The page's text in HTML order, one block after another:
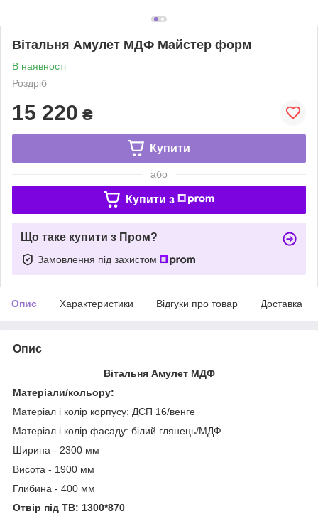
Вітальня Амулет МДФ Майстер форм
В наявності
Роздріб
15 220 ₴
Купити
або
Купити з
Що таке купити з Пром?
Замовлення під захистом
Опис Характеристики Відгуки про товар Доставка
Опис
Вітальня Амулет МДФ
Матеріали/кольору:
Матеріал і колір корпусу: ДСП 16/венге
Матеріал і колір фасаду: білий глянець/МДФ
Ширина - 2300 мм
Висота - 1900 мм
Глибина - 400 мм
Отвір під ТВ: 1300*870